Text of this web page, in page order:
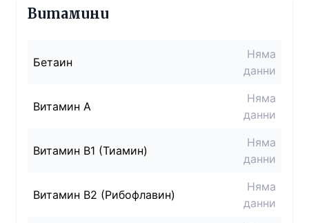
Витамини
Бетаин
Няма
данни
Витамин A
Няма
данни
Витамин B1 (Тиамин)
Няма
данни
Витамин B2 (Рибофлавин)
Няма
данни